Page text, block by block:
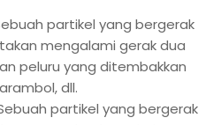
partikel yang bergerak
mengalami gerak dua
peluru yang ditembakkan
dll.
partikel yang bergerak